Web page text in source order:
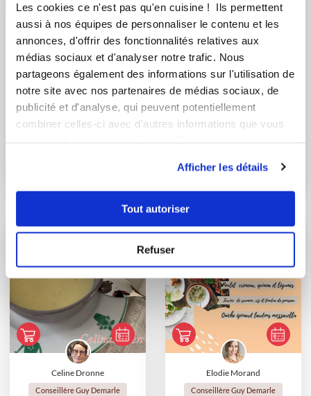
Les cookies ce n'est pas qu'en cuisine ! Ils permettent
aussi à nos équipes de personnaliser le contenu et les
annonces, d'offrir des fonctionnalités relatives aux
médias sociaux et d'analyser notre trafic. Nous
partageons également des informations sur l'utilisation de
notre site avec nos partenaires de médias sociaux, de
publicité et d'analyse, qui peuvent potentiellement
combiner celles-ci avec d'autres informations que vous
Afficher les détails
Tout autoriser
Refuser
Sylvie Guilland
"léger"
Celine Dronne
Conseillère Guy Demarle
Elodie Morand
Conseillère Guy Demarle